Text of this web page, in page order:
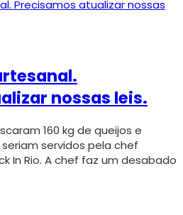
nossas leis.
160 kg de queijos e
servidos pela chef
In Rio. A chef faz um desabado